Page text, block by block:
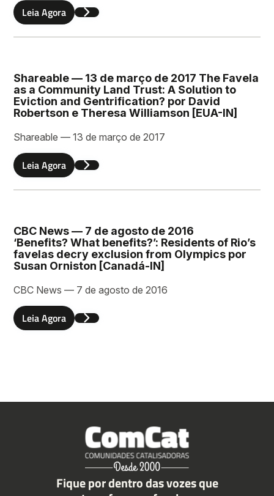
Leia Agora
Shareable — 13 de março de 2017 The Favela
as a Community Land Trust: A Solution to
Eviction and Gentrification? por David
Robertson e Theresa Williamson [EUA-IN]
Shareable — 13 de março de 2017
Leia Agora
CBC News — 7 de agosto de 2016
‘Benefits? What benefits?’: Residents of Rio’s
favelas decry exclusion from Olympics por
Susan Orniston [Canadá-IN]
CBC News — 7 de agosto de 2016
Leia Agora
Fique por dentro das vozes que
Email
Deixe uma mensagem